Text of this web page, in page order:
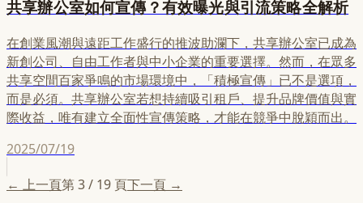
共享辦公室如何宣傳？有效曝光與引流策略全解析
在創業風潮與遠距工作盛行的推波助瀾下，共享辦公室已成為
新創公司、自由工作者與中小企業的重要選擇。然而，在眾多
共享空間百家爭鳴的市場環境中，「積極宣傳」已不是選項，
而是必須。共享辦公室若想持續吸引租戶、提升品牌價值與實
際收益，唯有建立全面性宣傳策略，才能在競爭中脫穎而出。
2025/07/19
← 上一頁第 3/ 19 頁下一頁 →